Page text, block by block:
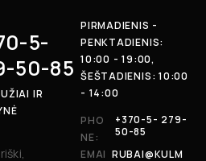
5-
50-85
IR
PIRMADIENIS -
PENKTADIENIS:
10:00 - 19:00,
ŠEŠTADIENIS: 10:00
- 14:00
PHO
NE:
+370-5- 279-
50-85
EMAI RUBAI@KULM